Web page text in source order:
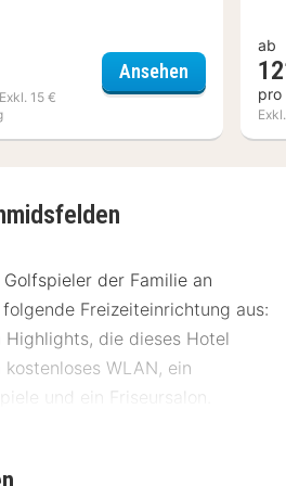
15 €
Ansehen Hotel
ab
pro
der Familie an
Freizeiteinrichtung aus:
Highlights, die dieses Hotel
WLAN, ein
und ein Friseursalon.
der Bar/Lounge stillen.